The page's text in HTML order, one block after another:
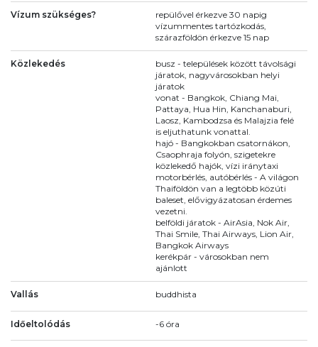
Vízum szükséges?
repülővel érkezve 30 napig
vízummentes tartózkodás,
szárazföldön érkezve 15 nap
Közlekedés
busz - települések között távolsági
járatok, nagyvárosokban helyi
járatok
vonat - Bangkok, Chiang Mai,
Pattaya, Hua Hin, Kanchanaburi,
Laosz, Kambodzsa és Malajzia felé
is eljuthatunk vonattal.
hajó - Bangkokban csatornákon,
Csaophraja folyón, szigetekre
közlekedő hajók, vízi iránytaxi
motorbérlés, autóbérlés - A világon
Thaiföldön van a legtöbb közúti
baleset, elővigyázatosan érdemes
vezetni.
belföldi járatok - AirAsia, Nok Air,
Thai Smile, Thai Airways, Lion Air,
Bangkok Airways
kerékpár - városokban nem
ajánlott
Vallás buddhista
Időeltolódás -6 óra